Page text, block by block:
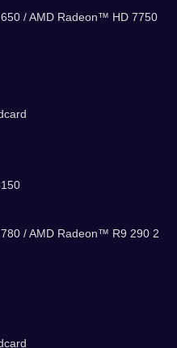
/ AMD Radeon™ HD 7750
/ AMD Radeon™ R9 290 2